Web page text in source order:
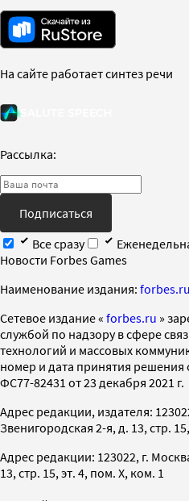
На сайте работает синтез речи
Рассылка:
Подписаться
Все сразу
Новости Forbes Games
Наименование издания: forbes.ru
Cетевое издание « forbes.ru »
службой по надзору в сфере
технологий и массовых
номер и дата принятия
ФС77-82431 от 23 декабря 2021 г.
Адрес редакции, издателя:
Звенигородская 2-я, д. 13, стр.
Адрес редакции: 123022, г.
13, стр. 15, эт. 4, пом. X, ком. 1